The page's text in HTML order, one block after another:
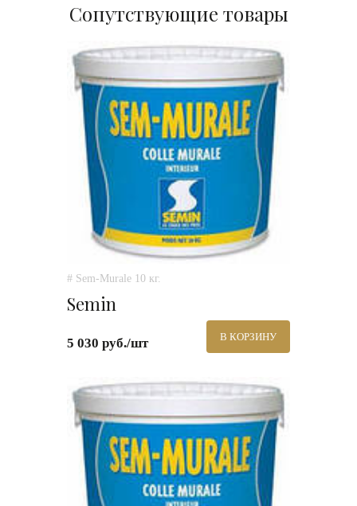
Сопутствующие товары
# Sem-Murale 10 кг.
Semin
5 030 руб./шт В КОРЗИНУ